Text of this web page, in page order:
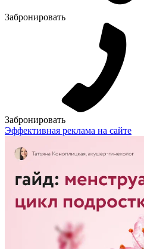
Забронировать
Забронировать
Эффективная реклама на сайте